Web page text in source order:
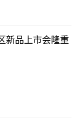
新品上市会隆重